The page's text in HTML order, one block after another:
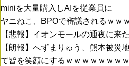
miniを大量購入しAIを従業員に
ヤニねこ、BPOで審議されるｗｗ
【悲報】イオンモールの通夜に来
【朗報】へずまりゅう、熊本被災
て皆を笑顔にするｗｗｗｗｗｗｗ